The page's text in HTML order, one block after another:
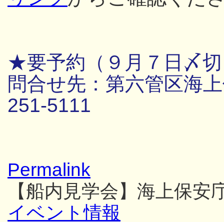
★要予約（９月７日〆
問合せ先：第六管区海
251-5111
Permalink
【船内見学会】海上保
イベント情報